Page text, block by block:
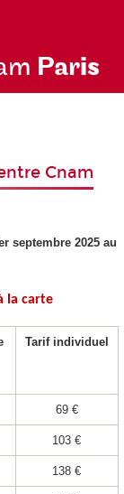
Paris
Cnam
septembre 2025 au
la carte
Tarif individuel
69 €
103 €
138 €